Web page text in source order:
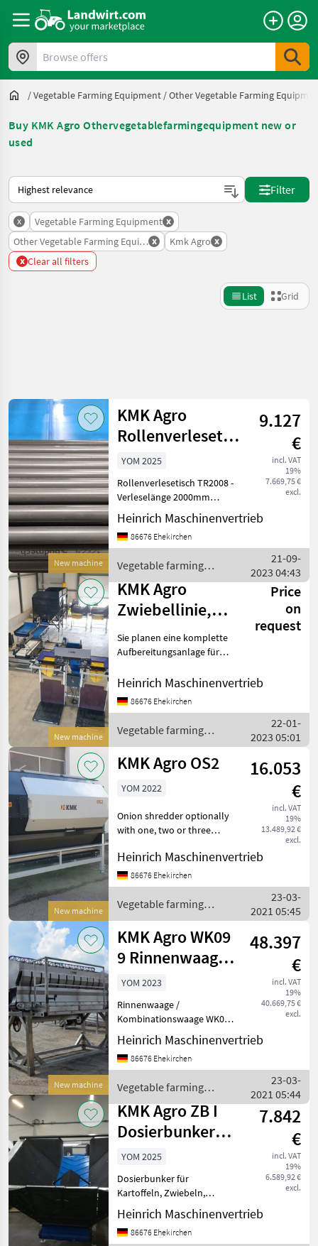
Browse offers
/Vegetable Farming Equipment /Other Vegetable Farming
Buy KMK Agro Othervegetablefarmingequipment new or
used
This is how sorting works on Landwirt.com
Filter
x Vegetable Farming Equipment x
Other Vegetable Farming Equipment
x Kmk Agro x
x Clear all filters
List Grid
Category Place Filter
CURRENT
PATH
Agriculture
technology
Vegetable
Farming
Equipment
Other
Vegetable
Farming
Equipment
Kmk
Agro
SELECT
CATEGORY
KMK Agro
KMK
Sorpac
Grimme
Michalak
Checchi & Magli
Show
all 14
MARKETPLACE
Marketplace
Dealer
offers
Classifieds
Reset
Show
6
results
New machine
KMK Agro
Rollenverlesetisch,
Verlesetisch,
TR2008
9.127
€
incl. VAT
19%
7.669,75 €
excl.
YOM 2025
Rollenverlesetisch TR2008 -
Verleselänge 2000mm
(Gesamtlänge: 2400mm) -
Verlesebreite 800mm
(Gesamtbreite: 1070mm) -
sitzende Arbeiten
Heinrich Maschinenvertrieb
86676 Ehekirchen
Vegetable farming
equipment / KMK Agro
21-09-
2023 04:43
New machine
KMK Agro
Zwiebellinie,
Kartoffellinie,
kompl
Price
on
request
Sie planen eine komplette
Aufbereitungsanlage für
Möhren.....? Kontaktieren
mit unserem Partner KMK
Heinrich Maschinenvertrieb
86676 Ehekirchen
Vegetable farming
equipment / KMK Agro
22-01-
2023 05:01
New machine
KMK Agro OS2
16.053
€
incl. VAT
19%
13.489,92 €
excl.
YOM 2022
Onion shredder optionally
with one, two or three
8, 12to/h The onions
vibrate through fine steel
sieves. The spacing of the
screens is
Heinrich Maschinenvertrieb
86676 Ehekirchen
Vegetable farming
equipment / KMK Agro
23-03-
2021 05:45
New machine
KMK Agro WK09
9 Rinnenwaage /
Kombinationswaage
48.397
€
incl. VAT
19%
40.669,75 €
excl.
YOM 2023
Rinnenwaage /
Kombinationswaage WK09
= Waage mit 9 Rinnen /
Behälter. Die Waage
errechnet sich aus
beste Kombination um da
Wunschgewicht zu e
Heinrich Maschinenvertrieb
86676 Ehekirchen
Vegetable farming
equipment / KMK Agro
23-03-
2021 05:44
KMK Agro ZB I
Dosierbunker
Bunker
Vorratsbunker
7.842
€
incl. VAT
19%
6.589,92 €
excl.
YOM 2025
Dosierbunker für
Kartoffeln, Zwiebeln,
Möhren und sonstigem
Gemüse. Als Vorratsbunker
vor einem Sortierer,
Heinrich Maschinenvertrieb
86676 Ehekirchen